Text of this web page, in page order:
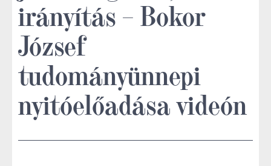
irányítás – Bokor
József
tudományünnepi
nyitóelőadása videón